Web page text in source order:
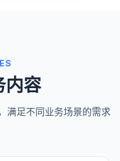
内容
满足不同业务场景的需求